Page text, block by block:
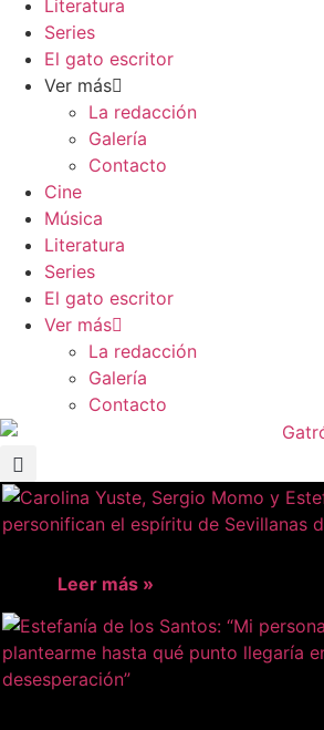
Literatura
Series
El gato escritor
Ver más
La redacción
Galería
Contacto
Cine
Música
Literatura
Series
El gato escritor
Ver más
La redacción
Galería
Contacto
Leer más »